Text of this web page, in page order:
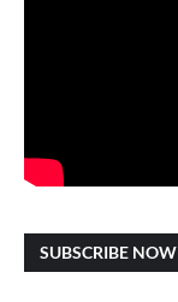
SUBSCRIBE NOW